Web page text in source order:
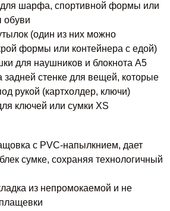
для шарфа, спортивной формы или
обуви
(один из них можно
формы или контейнера с едой)
для наушников и блокнота A5
стенке для вещей, которые
рукой (картхолдер, ключи)
ключей или сумки XS
с PVC-напылкнием, дает
сумке, сохраняя технологичный
из непромокаемой и не